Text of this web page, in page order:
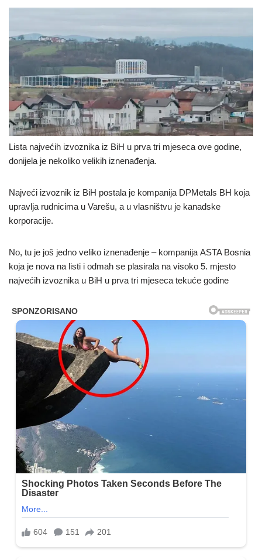
Lista najvećih izvoznika iz BiH u prva tri mjeseca ove godine,
donijela je nekoliko velikih iznenađenja.
Najveći izvoznik iz BiH postala je kompanija DPMetals BH koja
upravlja rudnicima u Varešu, a u vlasništvu je kanadske
korporacije.
No, tu je još jedno veliko iznenađenje – kompanija ASTA Bosnia
koja je nova na listi i odmah se plasirala na visoko 5. mjesto
najvećih izvoznika u BiH u prva tri mjeseca tekuće godine